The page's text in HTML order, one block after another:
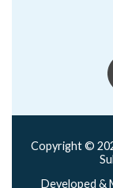
Copyright ©
Developed &